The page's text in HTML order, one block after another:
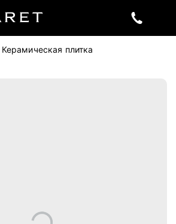
Керамическая плитка